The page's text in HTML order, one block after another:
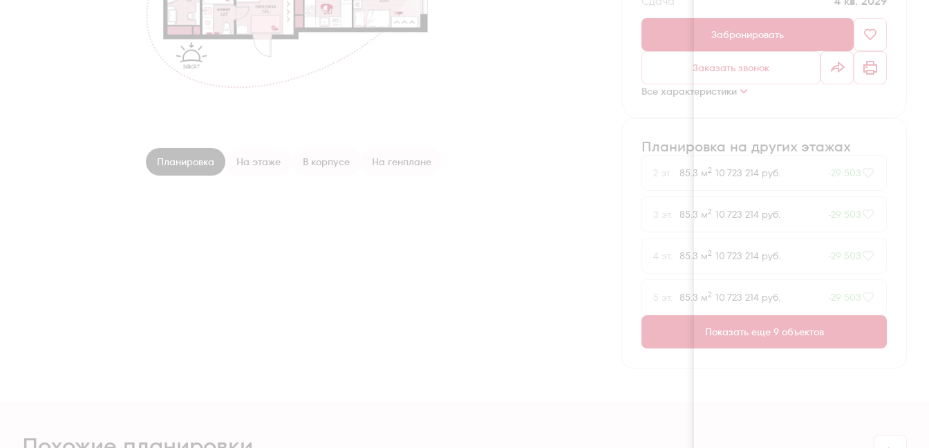
Планировка На этаже В корпусе На генплане
Забронировать
Заказать звонок
Все характеристики
Планировка на других этажах
2 эт. 85.3 м2 10 723 214 руб. -29 503
3 эт. 85.3 м2 10 723 214 руб. -29 503
4 эт. 85.3 м2 10 723 214 руб. -29 503
5 эт. 85.3 м2 10 723 214 руб. -29 503
Показать еще 9 объектов